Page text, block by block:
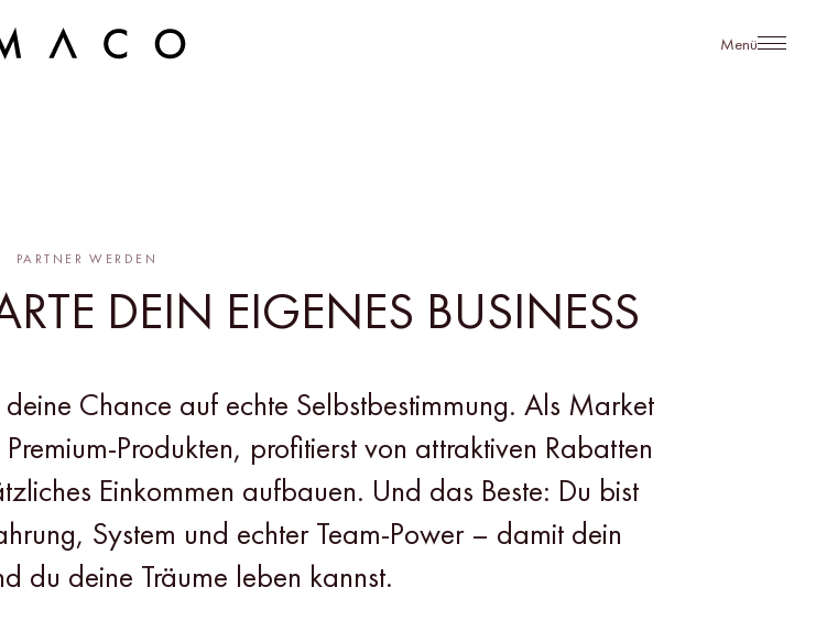
Menü
PARTNER WERDEN
DEIN EIGENES BUSINESS
Chance auf echte Selbstbestimmung. Als Market
Produkten, profitierst von attraktiven Rabatten
Einkommen aufbauen. Und das Beste: Du bist
System und echter Team-Power – damit dein
du deine Träume leben kannst.